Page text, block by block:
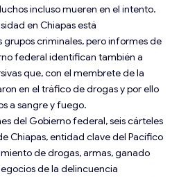
incluso mueren en el intento.
en Chiapas está
criminales, pero informes de
federal identifican también a
que, con el membrete de la
en el tráfico de drogas y por ello
a sangre y fuego.
del Gobierno federal, seis cárteles
Chiapas, entidad clave del Pacífico
de drogas, armas, ganado
de la delincuencia